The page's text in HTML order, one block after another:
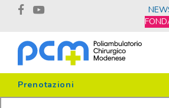
Prenotazioni